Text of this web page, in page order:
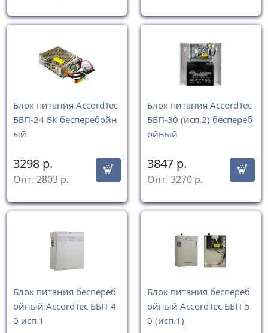
Блок питания AccordTec
ББП-24 БК бесперебойн
ый
3298 р.
Опт: 2803 р.
Блок питания AccordTec
ББП-30 (исп.2) беспереб
ойный
3847 р.
Опт: 3270 р.
Блок питания беспереб
ойный AccordTec ББП-4
0 исп.1
Блок питания беспереб
ойный AccordTec ББП-5
0 (исп.1)